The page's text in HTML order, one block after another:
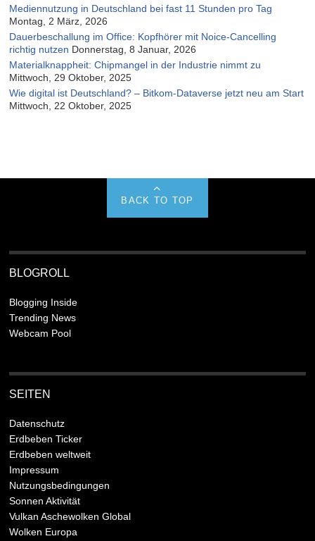
Mediennutzung in Deutschland bei fast 11 Stunden pro Tag
Montag, 2 März, 2026
Dauerbeschallung im Office: Kopfhörer mit Noice-Cancelling
richtig nutzen Donnerstag, 8 Januar, 2026
Materialknappheit: Chipmangel in der Industrie nimmt zu
Mittwoch, 29 Oktober, 2025
Wie digital ist Deutschland? – Bitkom-Dataverse jetzt neu am Start
Mittwoch, 22 Oktober, 2025
BACK TO TOP
BLOGROLL
Blogging Inside
Trending News
Webcam Pool
SEITEN
Datenschutz
Erdbeben Ticker
Erdbeben weltweit
Impressum
Nutzungsbedingungen
Sonnen Aktivität
Vulkan Aschewolken Global
Wolken Europa